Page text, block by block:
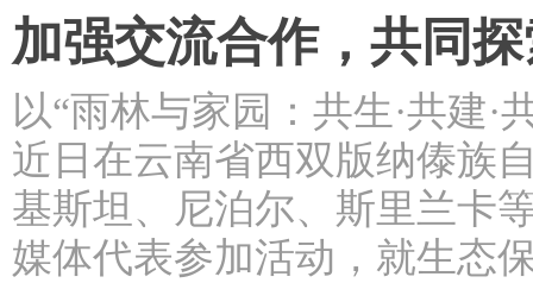
加强交流合作，共同
以“雨林与家园：共生·共建·
近日在云南省西双版纳傣族
基斯坦、尼泊尔、斯里兰卡
媒体代表参加活动，就生态